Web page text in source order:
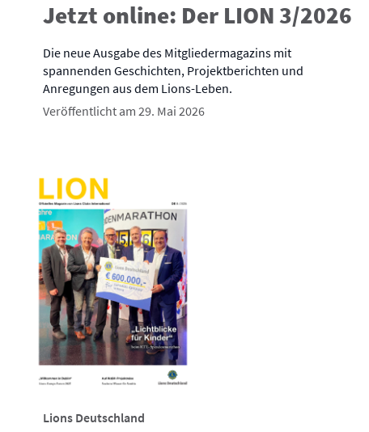
Jetzt online: Der LION 3/2026
Die neue Ausgabe des Mitgliedermagazins mit
spannenden Geschichten, Projektberichten und
Anregungen aus dem Lions-Leben.
Veröffentlicht am 29. Mai 2026
Lions Deutschland